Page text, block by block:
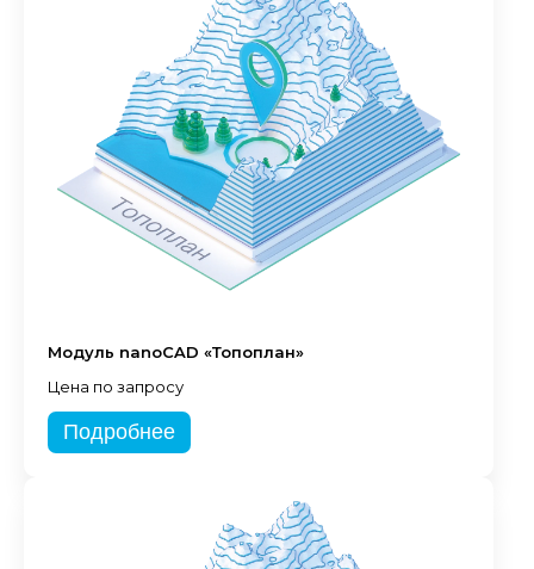
Модуль nanoCAD «Топоплан»
Цена по запросу
Подробнее